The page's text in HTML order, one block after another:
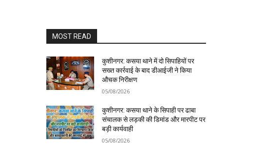
MOST READ
कुशीनगर: कसया थाने में दो सिपाहियों पर
सख्त कार्रवाई के बाद डीआईजी ने किया
औचक निरीक्षण
05/08/2026
कुशीनगर: कसया थाने के सिपाही पर ढाबा
संचालक से लड़की की डिमांड और मारपीट पर
बड़ी कार्यवाही
05/08/2026